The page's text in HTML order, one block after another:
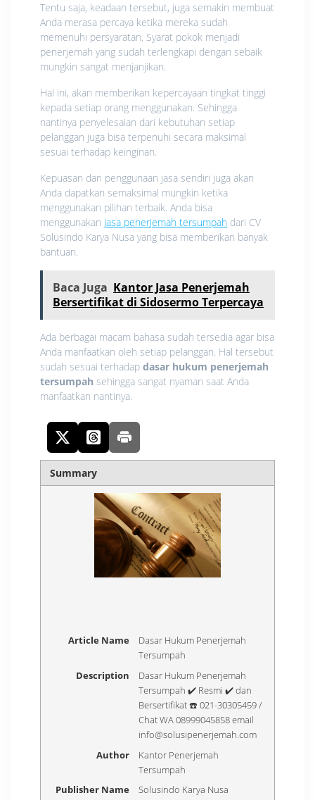
Tentu saja, keadaan tersebut, juga semakin membuat
Anda merasa percaya ketika mereka sudah
memenuhi persyaratan. Syarat pokok menjadi
penerjemah yang sudah terlengkapi dengan sebaik
mungkin sangat menjanjikan.
Hal ini, akan memberikan kepercayaan tingkat tinggi
kepada setiap orang menggunakan. Sehingga
nantinya penyelesaian dari kebutuhan setiap
pelanggan juga bisa terpenuhi secara maksimal
sesuai terhadap keinginan.
Kepuasan dari penggunaan jasa sendiri juga akan
Anda dapatkan semaksimal mungkin ketika
menggunakan pilihan terbaik. Anda bisa
menggunakan jasa penerjemah tersumpah dari CV
Solusindo Karya Nusa yang bisa memberikan banyak
bantuan.
Baca Juga Kantor Jasa Penerjemah
Bersertifikat di Sidosermo Terpercaya
Ada berbagai macam bahasa sudah tersedia agar bisa
Anda manfaatkan oleh setiap pelanggan. Hal tersebut
sudah sesuai terhadap dasar hukum penerjemah
tersumpah sehingga sangat nyaman saat Anda
manfaatkan nantinya.
Summary
Article Name
Dasar Hukum Penerjemah
Tersumpah
Description
Dasar Hukum Penerjemah
Tersumpah ✔️ Resmi ✔️ dan
Bersertifikat ☎️ 021-30305459 /
Chat WA 08999045858 email
info@solusipenerjemah.com
Author
Kantor Penerjemah
Tersumpah
Publisher Name
Solusindo Karya Nusa